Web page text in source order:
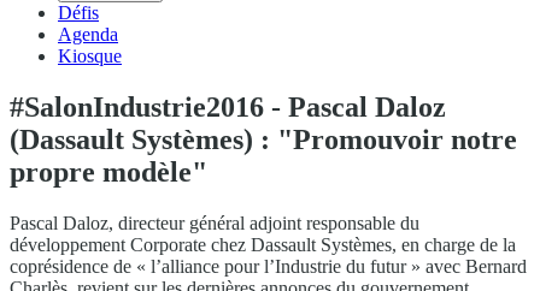
Défis
Agenda
Kiosque
#SalonIndustrie2016 - Pascal Daloz
(Dassault Systèmes) : "Promouvoir notre
propre modèle"
Pascal Daloz, directeur général adjoint responsable du
développement Corporate chez Dassault Systèmes, en charge de la
coprésidence de « l’alliance pour l’Industrie du futur » avec Bernard